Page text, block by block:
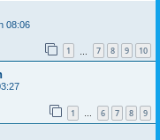
08:06
1 7 8 9 10
1 … 6 7 8 9